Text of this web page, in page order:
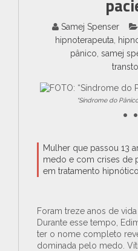
Samej Spenser
hipnoterapeuta
pânico samej
“Síndrome do
•
Mulher que passou 13
medo e com crises de
em tratamento hipnótico.
Foram treze anos de
Durante esse tempo,
ter o nome completo
dominada pelo medo.